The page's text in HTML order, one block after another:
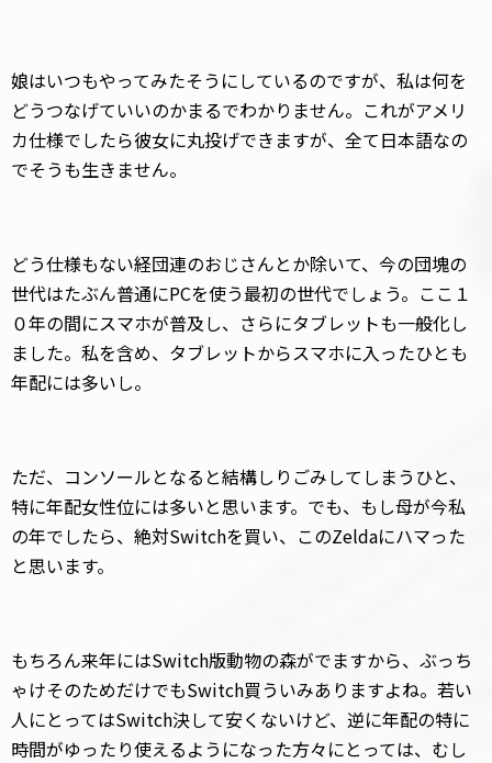
娘はいつもやってみたそうにしているのですが、私は何を
どうつなげていいのかまるでわかりません。これがアメリ
カ仕様でしたら彼女に丸投げできますが、全て日本語なの
でそうも生きません。
どう仕様もない経団連のおじさんとか除いて、今の団塊の
世代はたぶん普通にPCを使う最初の世代でしょう。ここ１
０年の間にスマホが普及し、さらにタブレットも一般化し
ました。私を含め、タブレットからスマホに入ったひとも
年配には多いし。
ただ、コンソールとなると結構しりごみしてしまうひと、
特に年配女性位には多いと思います。でも、もし母が今私
の年でしたら、絶対Switchを買い、このZeldaにハマった
と思います。
もちろん来年にはSwitch版動物の森がでますから、ぶっち
ゃけそのためだけでもSwitch買ういみありますよね。若い
人にとってはSwitch決して安くないけど、逆に年配の特に
時間がゆったり使えるようになった方々にとっては、むし